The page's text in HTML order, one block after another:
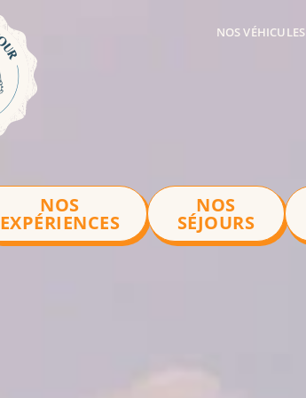
NOS VÉHICULES
NOS
EXPÉRIENCES
NOS
SÉJOURS